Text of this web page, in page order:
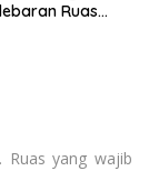
Ruas
Ruas yang wajib